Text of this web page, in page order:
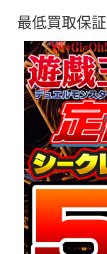
最低買取保